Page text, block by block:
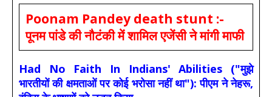
Poonam Pandey death stunt :-
पूनम पांडे की नौटंकी में शामिल एजेंसी ने मांगी माफी
Had No Faith In Indians' Abilities ("मुझे
भारतीयों की क्षमताओं पर कोई भरोसा नहीं था"): पीएम ने नेहरू,